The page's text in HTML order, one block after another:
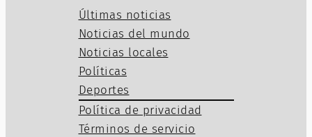
Últimas noticias
Noticias del mundo
Noticias locales
Políticas
Deportes
Política de privacidad
Términos de servicio